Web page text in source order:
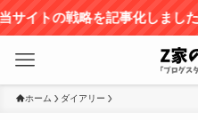
を記事化しました【ここをク
ホーム ダイアリー